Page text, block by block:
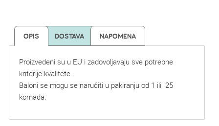
OPIS DOSTAVA NAPOMENA
Proizvedeni su u EU i zadovoljavaju sve potrebne
kriterije kvalitete.
Baloni se mogu se naručiti u pakiranju od 1 ili 25
komada.